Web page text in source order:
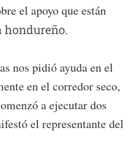
el apoyo que están
hondureño.
nos pidió ayuda en el
en el corredor seco,
a ejecutar dos
el representante del